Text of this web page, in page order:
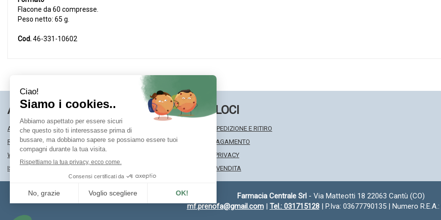
Flacone da 60 compresse.
Peso netto: 65 g.
Cod.46-331-10602
AREA UTENTE
ACCEDI
REGISTRATI
WISHLIST
ISCRIZIONE ALLA NEWSLETTER
LINK VELOCI
MODALITÀ DI SPEDIZIONE E RITIRO
MODALITÀ DI PAGAMENTO
INFORMATIVA PRIVACY
CONDIZIONI DI VENDITA
Farmacia Centrale Srl- Via Matteotti 18 22063 Cantù (CO)
mf.prenofa@gmail.com| Tel.: 031715128| P.Iva: 03677790135 | Numero